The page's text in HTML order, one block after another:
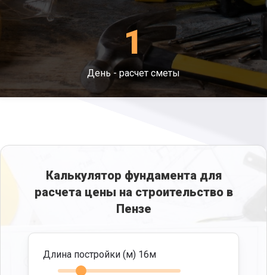
получить равномерного распределения веса
по периметру, где возводилась ограда и уйти
Размывание - поддерживает грунт от
возможности вымывания.
Затопления – не дает воде затекать под
основание и допустить дефектов.
1
День - расчет сметы
Калькулятор фундамента для
расчета цены на строительство в
Пензе
Длина постройки (м) 16м